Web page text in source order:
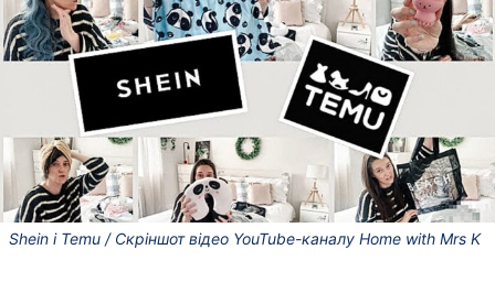
Shein і Temu / Скріншот відео YouTube-каналу Home with Mrs K